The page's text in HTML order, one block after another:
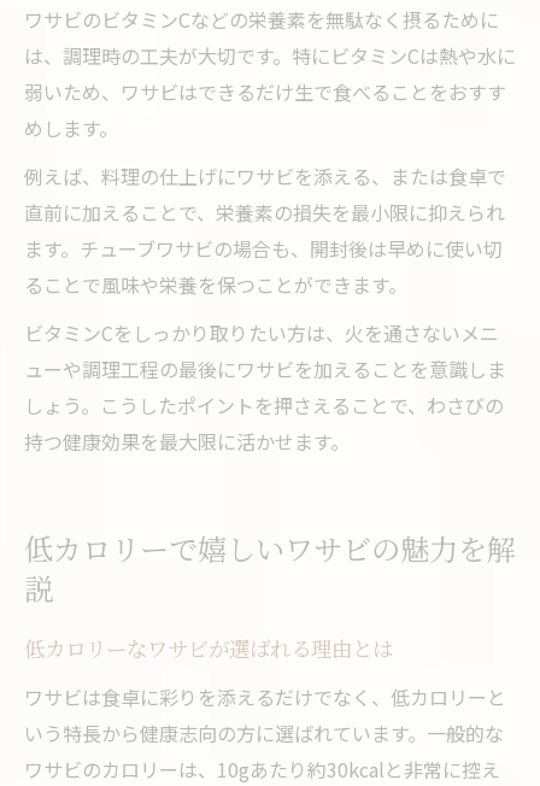
ワサビのビタミンCなどの栄養素を無駄なく摂るために
は、調理時の工夫が大切です。特にビタミンCは熱や水に
弱いため、ワサビはできるだけ生で食べることをおすす
めします。
例えば、料理の仕上げにワサビを添える、または食卓で
直前に加えることで、栄養素の損失を最小限に抑えられ
ます。チューブワサビの場合も、開封後は早めに使い切
ることで風味や栄養を保つことができます。
ビタミンCをしっかり取りたい方は、火を通さないメニ
ューや調理工程の最後にワサビを加えることを意識しま
しょう。こうしたポイントを押さえることで、わさびの
持つ健康効果を最大限に活かせます。
低カロリーで嬉しいワサビの魅力を解
説
低カロリーなワサビが選ばれる理由とは
ワサビは食卓に彩りを添えるだけでなく、低カロリーと
いう特長から健康志向の方に選ばれています。一般的な
ワサビのカロリーは、10gあたり約30kcalと非常に控え